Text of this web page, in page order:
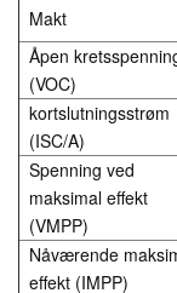
Makt
Åpen
(VOC)
kortslutningsstrøm
(ISC/A)
Spenning ved
maksimal effekt
(VMPP)
Nåværende
effekt (IMPP)